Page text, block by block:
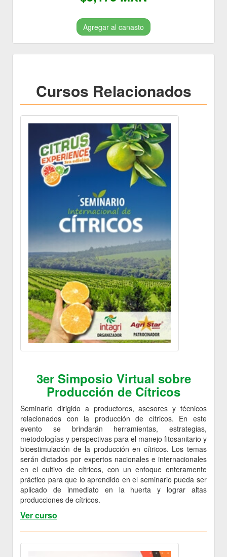
Agregar al canasto
Cursos Relacionados
3er Simposio Virtual sobre
Producción de Cítricos
Seminario dirigido a productores, asesores y técnicos
relacionados con la producción de cítricos. En este
evento se brindarán herramientas, estrategias,
metodologías y perspectivas para el manejo fitosanitario y
bioestimulación de la producción en cítricos. Los temas
serán dictados por expertos nacionales e internacionales
en el cultivo de cítricos, con un enfoque enteramente
práctico para que lo aprendido en el seminario pueda ser
aplicado de inmediato en la huerta y lograr altas
producciones de cítricos.
Ver curso